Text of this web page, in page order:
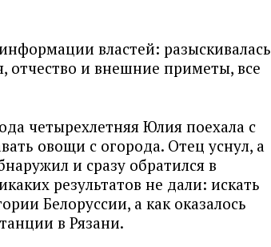
властей: разыскивалась
отчество и внешние приметы, все
четырехлетняя Юлия поехала с
овощи с огорода. Отец уснул, а
и сразу обратился в
результатов не дали: искать
Белоруссии, а как оказалось
в Рязани.